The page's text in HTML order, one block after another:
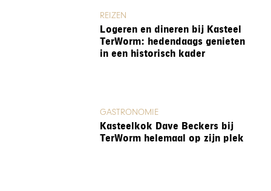
REIZEN
Logeren en dineren bij Kasteel
TerWorm: hedendaags genieten
in een historisch kader
GASTRONOMIE
Kasteelkok Dave Beckers bij
TerWorm helemaal op zijn plek